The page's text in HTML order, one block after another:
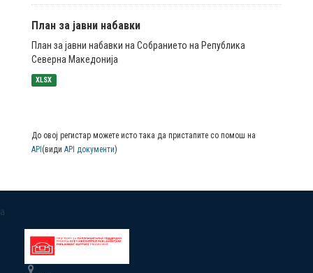
План за јавни набавки
План за јавни набавки на Собранието на Република
Северна Македонија
XLSX
До овој регистар можете исто така да пристапите со помош на
API (види API документи)
a